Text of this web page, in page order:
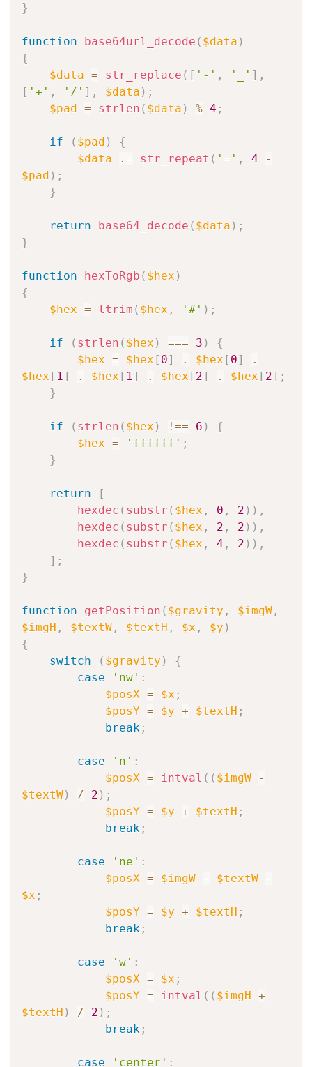
}
function base64url_decode ( $data )
{
$data = str_replace ( [ '-' , '_' ] ,
[ '+' , '/' ] , $data ) ;
$pad = strlen ( $data ) % 4 ;
if ( $pad )
{
$data
.= str_repeat ( '=' , 4
-
$pad ) ;
}
return base64_decode ( $data ) ;
}
function hexToRgb ( $hex )
{
$hex = ltrim ( $hex , '#' ) ;
if ( strlen ( $hex ) === 3 )
{
$hex = $hex [ 0] . $hex [ 0]
.
$hex [ 1] . $hex [ 1] . $hex [ 2] . $hex [ 2] ;
}
if ( strlen ( $hex ) !== 6 )
{
$hex = 'ffffff' ;
}
return
[
hexdec ( substr ( $hex , 0 , 2 ) ) ,
hexdec ( substr ( $hex , 2 , 2 ) ) ,
hexdec ( substr ( $hex , 4 , 2 ) ) ,
] ;
}
function getPosition ( $gravity , $imgW ,
$imgH , $textW , $textH , $x , $y )
{
switch
( $gravity )
{
case
'nw' :
$posX = $x ;
$posY = $y + $textH ;
break ;
case 'n' :
$posX = intval ( ( $imgW
-
$textW) / 2 ) ;
$posY = $y + $textH ;
break ;
case 'ne' :
$posX = $imgW - $textW
-
$x ;
$posY = $y + $textH ;
break ;
case 'w' :
$posX = $x ;
$posY = intval ( ( $imgH +
$textH ) / 2 ) ;
break ;
case 'center' :